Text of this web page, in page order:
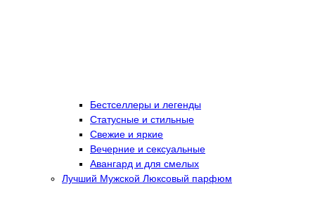
Бестселлеры и легенды
Статусные и стильные
Свежие и яркие
Вечерние и сексуальные
Авангард и для смелых
Лучший Мужской Люксовый парфюм